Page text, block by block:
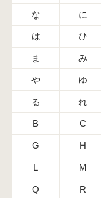
な に
は ひ
ま み
や ゆ
る れ
B C
G H
L M
Q R